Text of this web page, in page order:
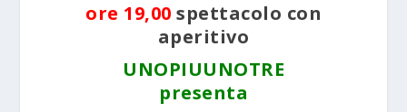
ore 19,00 spettacolo con
aperitivo
UNOPIUUNOTRE
presenta